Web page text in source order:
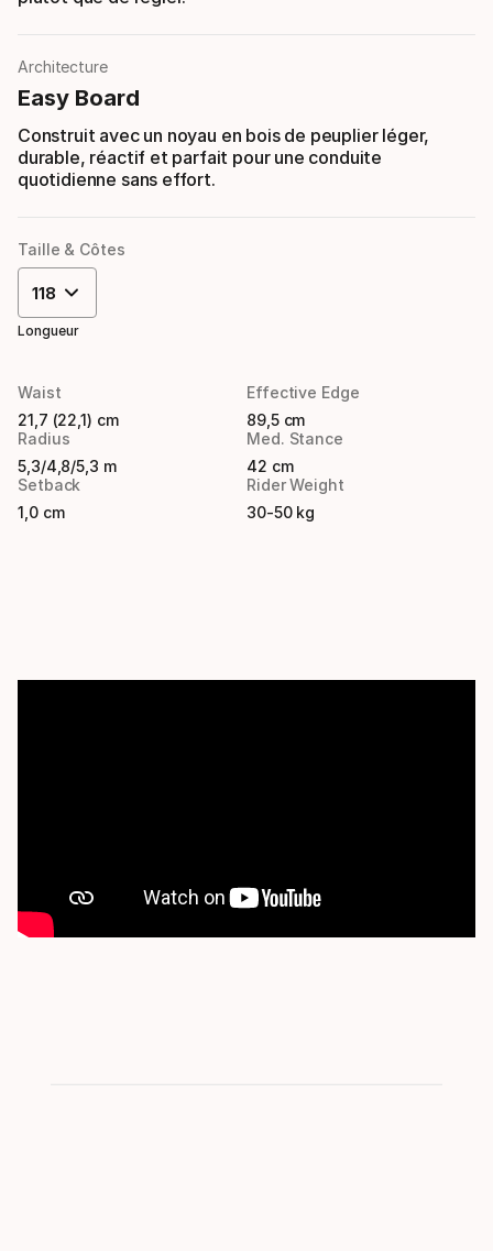
Architecture
Easy Board
Construit avec un noyau en bois de peuplier léger,
durable, réactif et parfait pour une conduite
quotidienne sans effort.
Taille & Côtes
118
Longueur
Waist
21,7 (22,1) cm
Effective Edge
89,5 cm
Radius
5,3/4,8/5,3 m
Med. Stance
42 cm
Setback
1,0 cm
Rider Weight
30-50 kg